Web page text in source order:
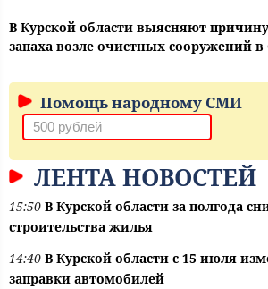
В Курской области выясняют
запаха возле очистных сооружений
Помощь народному СМИ
ЛЕНТА НОВОСТЕЙ
15:50 В Курской области за полгода
строительства жилья
14:40 В Курской области с 15 июля
заправки автомобилей